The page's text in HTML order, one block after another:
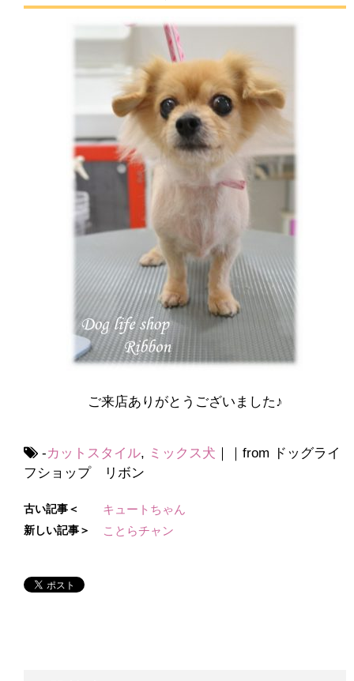
ご来店ありがとうございました♪
-カットスタイル, ミックス犬 ｜｜from ドッグライ
フショップ リボン
古い記事＜ キュートちゃん
新しい記事＞ ことらチャン